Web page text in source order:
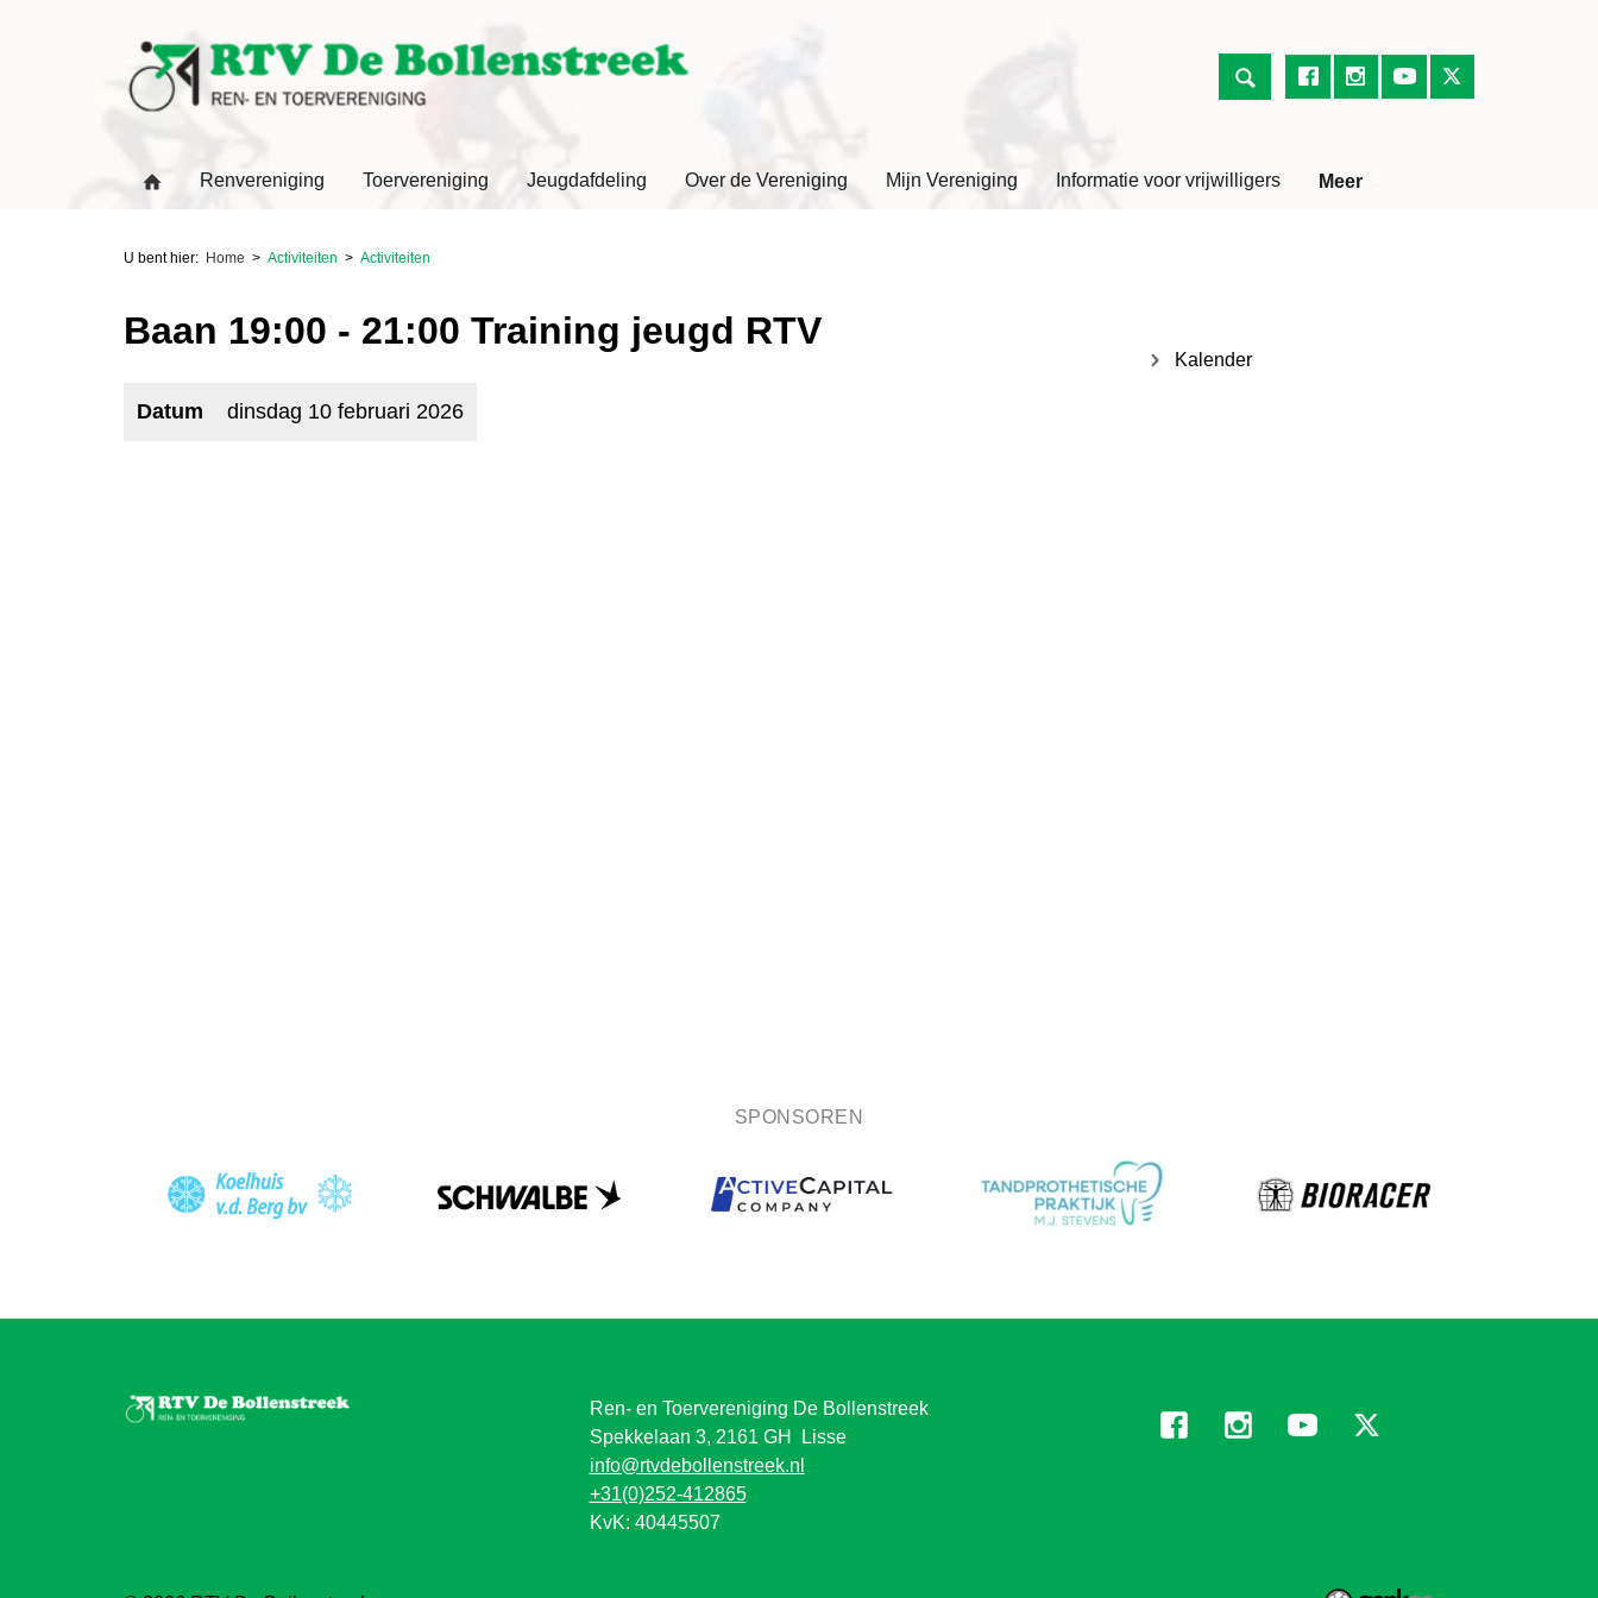
Renvereniging Toervereniging Jeugdafdeling Over de Vereniging Mijn Vereniging Informatie voor vrijwilligers Meer
U bent hier: Home Activiteiten Activiteiten
Baan 19:00 - 21:00 Training jeugd RTV
Datum dinsdag 10 februari 2026
Kalender
SPONSOREN
Ren- en Toervereniging De Bollenstreek
Spekkelaan 3, 2161 GH Lisse
info@rtvdebollenstreek.nl
+31(0)252-412865
KvK: 40445507